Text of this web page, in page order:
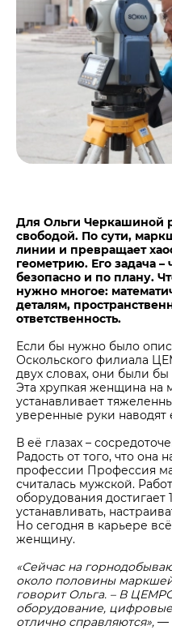
Для Ольги Черкашиной
свободой. По сути,
линии и превращает
геометрию. Его задача
безопасно и по плану.
нужно многое:
деталям,
ответственность.
Если бы нужно было
Оскольского филиала
двух словах, они были бы
Эта хрупкая женщина на
устанавливает
уверенные руки наводят
В её глазах –
Радость от того, что она
профессии Профессия
считалась мужской.
оборудования достигает
устанавливать,
Но сегодня в карьере
женщину.
«Сейчас на
около половины
говорит Ольга. – В
оборудование,
отлично справляются», —
Центры
Реализация ТМЦ
Политика в
В помощь
Не только цемент
Люди ЦЕМРОСа
Технологии и
Издание для
Аналитика
Медиабанк
Контакты
Контакты для СМИ
Служба доверия